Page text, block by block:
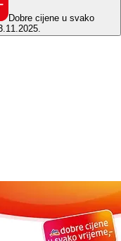
Dobre cijene u svako